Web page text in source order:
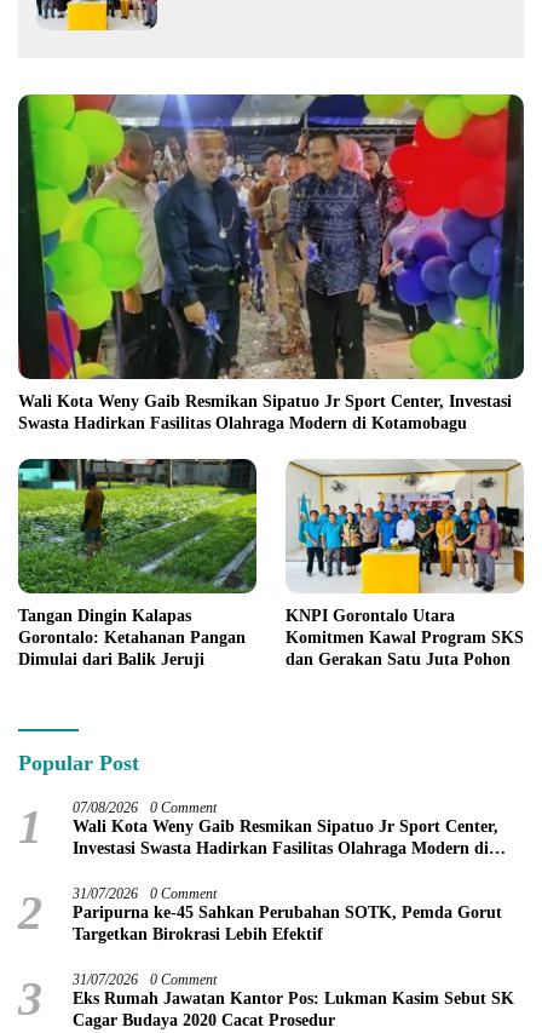
Wali Kota Weny Gaib Resmikan Sipatuo Jr Sport Center, Investasi
Swasta Hadirkan Fasilitas Olahraga Modern di Kotamobagu
Tangan Dingin Kalapas
Gorontalo: Ketahanan Pangan
Dimulai dari Balik Jeruji
KNPI Gorontalo Utara
Komitmen Kawal Program SKS
dan Gerakan Satu Juta Pohon
Popular Post
1 07/08/2026 0 Comment
Wali Kota Weny Gaib Resmikan Sipatuo Jr Sport Center,
Investasi Swasta Hadirkan Fasilitas Olahraga Modern di
2 31/07/2026 0 Comment
Paripurna ke-45 Sahkan Perubahan SOTK, Pemda Gorut
Targetkan Birokrasi Lebih Efektif
3 31/07/2026 0 Comment
Eks Rumah Jawatan Kantor Pos: Lukman Kasim Sebut SK
Cagar Budaya 2020 Cacat Prosedur